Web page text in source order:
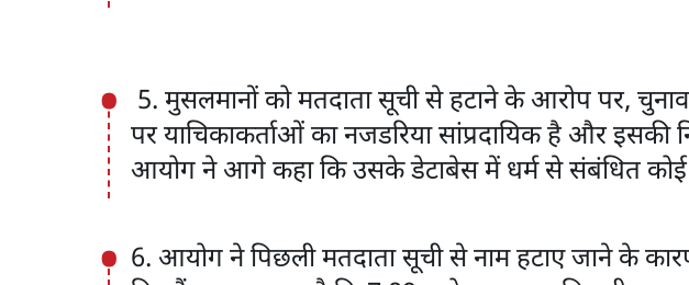
5. मुसलमानों को मतदाता सूची से हटाने के आरोप पर,
पर याचिकाकर्ताओं का नजडरिया सांप्रदायिक है और इसकी
आयोग ने आगे कहा कि उसके डेटाबेस में धर्म से संबंधित कोई
6. आयोग ने पिछली मतदाता सूची से नाम हटाए जाने के